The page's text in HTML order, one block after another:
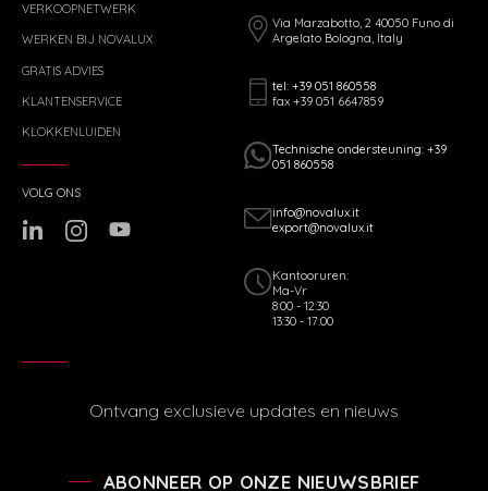
VERKOOPNETWERK
WERKEN BIJ NOVALUX
GRATIS ADVIES
KLANTENSERVICE
KLOKKENLUIDEN
Via Marzabotto, 2 40050 Funo di
Argelato Bologna, Italy
tel: +39 051 860558
fax +39 051 6647859
Technische ondersteuning: +39
051 860558
info@novalux.it
export@novalux.it
Kantooruren:
Ma-Vr
8:00 - 12:30
13:30 - 17:00
VOLG ONS
Ontvang exclusieve updates en nieuws
ABONNEER OP ONZE NIEUWSBRIEF